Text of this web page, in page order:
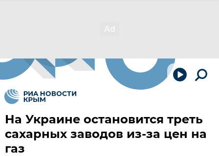
На Украине остановится треть
сахарных заводов из-за цен на
газ